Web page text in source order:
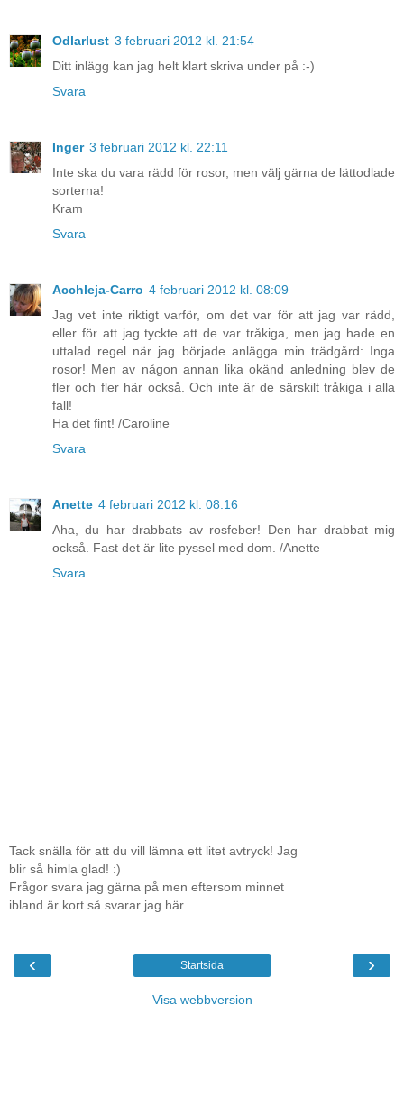
Odlarlust 3 februari 2012 kl. 21:54
Ditt inlägg kan jag helt klart skriva under på :-)
Svara
Inger 3 februari 2012 kl. 22:11
Inte ska du vara rädd för rosor, men välj gärna de lättodlade
sorterna!
Kram
Svara
Acchleja-Carro 4 februari 2012 kl. 08:09
Jag vet inte riktigt varför, om det var för att jag var rädd,
eller för att jag tyckte att de var tråkiga, men jag hade en
uttalad regel när jag började anlägga min trädgård: Inga
rosor! Men av någon annan lika okänd anledning blev de
fler och fler här också. Och inte är de särskilt tråkiga i alla
fall!
Ha det fint! /Caroline
Svara
Anette 4 februari 2012 kl. 08:16
Aha, du har drabbats av rosfeber! Den har drabbat mig
också. Fast det är lite pyssel med dom. /Anette
Svara
Tack snälla för att du vill lämna ett litet avtryck! Jag
blir så himla glad! :)
Frågor svara jag gärna på men eftersom minnet
ibland är kort så svarar jag här.
‹ ›
Startsida
Visa webbversion